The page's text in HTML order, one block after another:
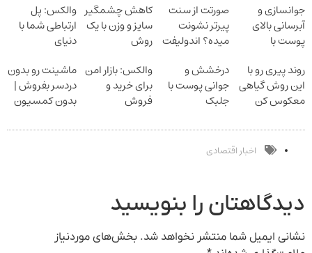
جوانسازی و
آبرسانی بالای
پوست با
صورتت از سنت
پیرتر نشونت
میده؟ اندولیفت
کاهش چشمگیر
سایز و وزن با یک
روش
والکس: پل
ارتباطی شما با
دنیای
دیجیتال
روند پیری رو با
این روش گیاهی
معکوس کن
درخشش و
جوانی پوست با
جلبک
خرید محصول با
تخفیف ویژه
والکس: بازار امن
برای خرید و
فروش
دیجیتال
ماشینت رو بدون
دردسر بفروش |
بدون کمسیون
اخبار اقتصادی
دیدگاهتان را بنویسید
نشانی ایمیل شما منتشر نخواهد شد. بخش‌های موردنیاز